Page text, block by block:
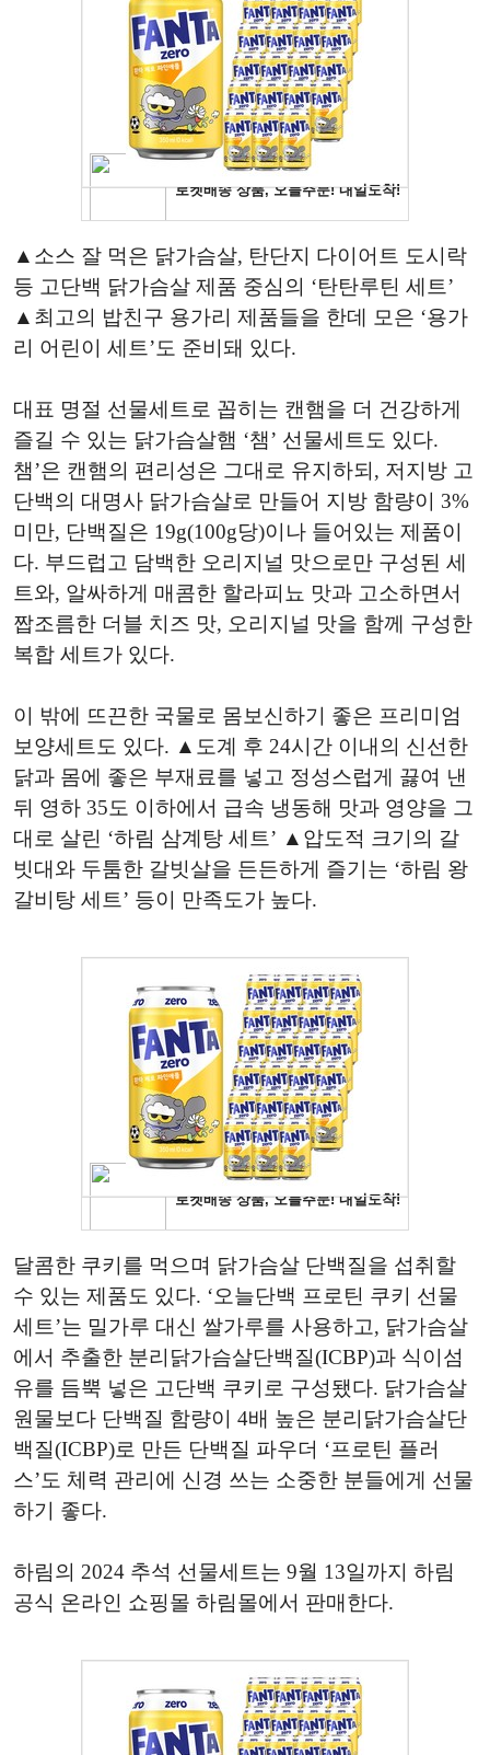
▲소스 잘 먹은 닭가슴살, 탄단지 다이어트 도시락
등 고단백 닭가슴살 제품 중심의 ‘탄탄루틴 세트’
▲최고의 밥친구 용가리 제품들을 한데 모은 ‘용가
리 어린이 세트’도 준비돼 있다.
대표 명절 선물세트로 꼽히는 캔햄을 더 건강하게
즐길 수 있는 닭가슴살햄 ‘챔’ 선물세트도 있다.
챔’은 캔햄의 편리성은 그대로 유지하되, 저지방 고
단백의 대명사 닭가슴살로 만들어 지방 함량이 3%
미만, 단백질은 19g(100g당)이나 들어있는 제품이
다. 부드럽고 담백한 오리지널 맛으로만 구성된 세
트와, 알싸하게 매콤한 할라피뇨 맛과 고소하면서
짭조름한 더블 치즈 맛, 오리지널 맛을 함께 구성한
복합 세트가 있다.
이 밖에 뜨끈한 국물로 몸보신하기 좋은 프리미엄
보양세트도 있다. ▲도계 후 24시간 이내의 신선한
닭과 몸에 좋은 부재료를 넣고 정성스럽게 끓여 낸
뒤 영하 35도 이하에서 급속 냉동해 맛과 영양을 그
대로 살린 ‘하림 삼계탕 세트’ ▲압도적 크기의 갈
빗대와 두툼한 갈빗살을 든든하게 즐기는 ‘하림 왕
갈비탕 세트’ 등이 만족도가 높다.
달콤한 쿠키를 먹으며 닭가슴살 단백질을 섭취할
수 있는 제품도 있다. ‘오늘단백 프로틴 쿠키 선물
세트’는 밀가루 대신 쌀가루를 사용하고, 닭가슴살
에서 추출한 분리닭가슴살단백질(ICBP)과 식이섬
유를 듬뿍 넣은 고단백 쿠키로 구성됐다. 닭가슴살
원물보다 단백질 함량이 4배 높은 분리닭가슴살단
백질(ICBP)로 만든 단백질 파우더 ‘프로틴 플러
스’도 체력 관리에 신경 쓰는 소중한 분들에게 선물
하기 좋다.
하림의 2024 추석 선물세트는 9월 13일까지 하림
공식 온라인 쇼핑몰 하림몰에서 판매한다.